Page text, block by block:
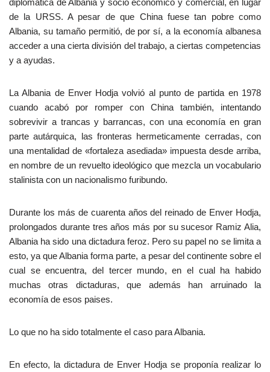
diplomática de Albania y socio económico y comercial, en lugar
de la URSS. A pesar de que China fuese tan pobre como
Albania, su tamaño permitió, de por sí, a la economía albanesa
acceder a una cierta división del trabajo, a ciertas competencias
y a ayudas.
La Albania de Enver Hodja volvió al punto de partida en 1978
cuando acabó por romper con China también, intentando
sobrevivir a trancas y barrancas, con una economía en gran
parte autárquica, las fronteras hermeticamente cerradas, con
una mentalidad de «fortaleza asediada» impuesta desde arriba,
en nombre de un revuelto ideológico que mezcla un vocabulario
stalinista con un nacionalismo furibundo.
Durante los más de cuarenta años del reinado de Enver Hodja,
prolongados durante tres años más por su sucesor Ramiz Alia,
Albania ha sido una dictadura feroz. Pero su papel no se limita a
esto, ya que Albania forma parte, a pesar del continente sobre el
cual se encuentra, del tercer mundo, en el cual ha habido
muchas otras dictaduras, que además han arruinado la
economía de esos paises.
Lo que no ha sido totalmente el caso para Albania.
En efecto, la dictadura de Enver Hodja se proponía realizar lo